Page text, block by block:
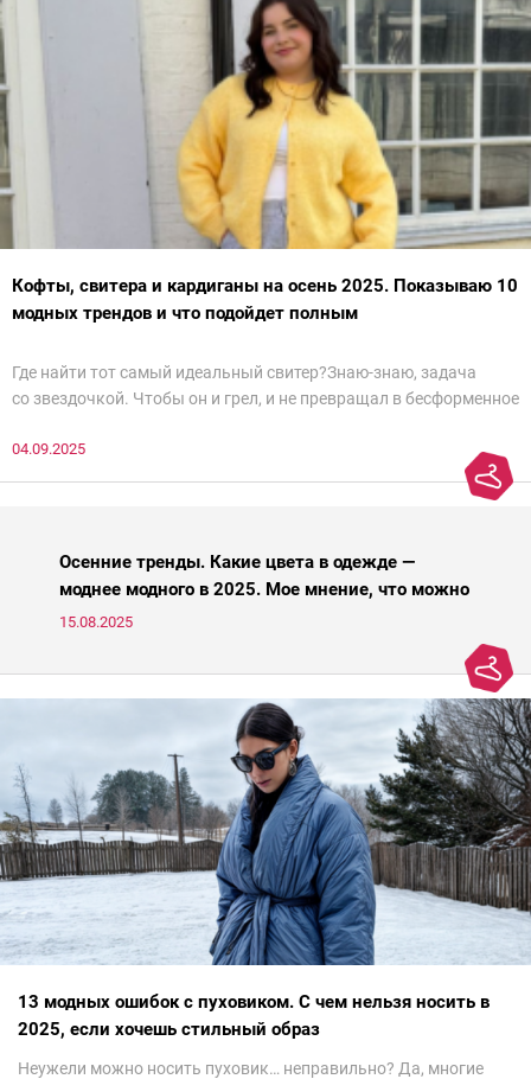
Кофты, свитера и кардиганы на осень 2025. Показываю 10
модных трендов и что подойдет полным
Где найти тот самый идеальный свитер?Знаю-знаю, задача
со звездочкой. Чтобы он и грел, и не превращал в бесформенное
паники.
04.09.2025
Осенние тренды. Какие цвета в одежде —
моднее модного в 2025. Мое мнение, что можно
носить, а что нет
15.08.2025
13 модных ошибок с пуховиком. С чем нельзя носить в
2025, если хочешь стильный образ
Неужели можно носить пуховик… неправильно? Да, многие